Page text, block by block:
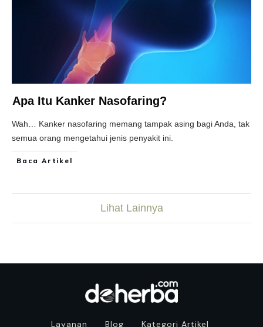
Apa Itu Kanker Nasofaring?
Wah… Kanker nasofaring memang tampak asing bagi Anda, tak
semua orang mengetahui jenis penyakit ini.
Baca Artikel
Lihat Lainnya
Layanan Blog Kategori Artikel